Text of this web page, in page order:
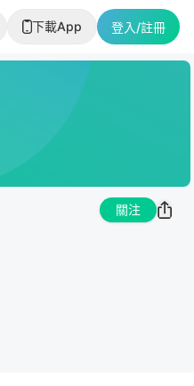
下載App 登入/註冊
關注